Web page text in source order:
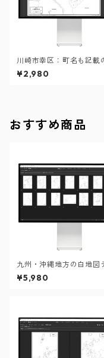
川崎市幸区：町名も記載
図データ（PDF・Aiファイ
ル）
¥2,980
おすすめ商品
九州・沖縄地方の白地図
タセット
¥5,980